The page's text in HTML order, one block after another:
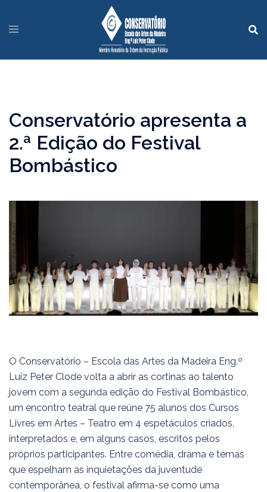
Conservatório apresenta a
2.ª Edição do Festival
Bombástico
O Conservatório – Escola das Artes da Madeira Eng.º
Luiz Peter Clode volta a abrir as cortinas ao talento
jovem com a segunda edição do Festival Bombástico,
um encontro teatral que reúne 75 alunos dos Cursos
Livres em Artes – Teatro em 4 espetáculos criados,
interpretados e, em alguns casos, escritos pelos
próprios participantes. Entre comédia, drama e temas
que espelham as inquietações da juventude
contemporânea, o festival afirma-se como uma